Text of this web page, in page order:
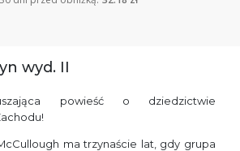
wyd. II
powieść o dziedzictwie
ma trzynaście lat, gdy grupa